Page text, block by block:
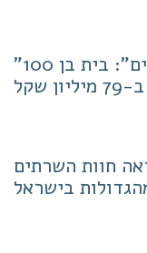
"עסקות שנסגרות בחדרי חדרים": בית בן 100
שקל
חוות השרתים
בישראל